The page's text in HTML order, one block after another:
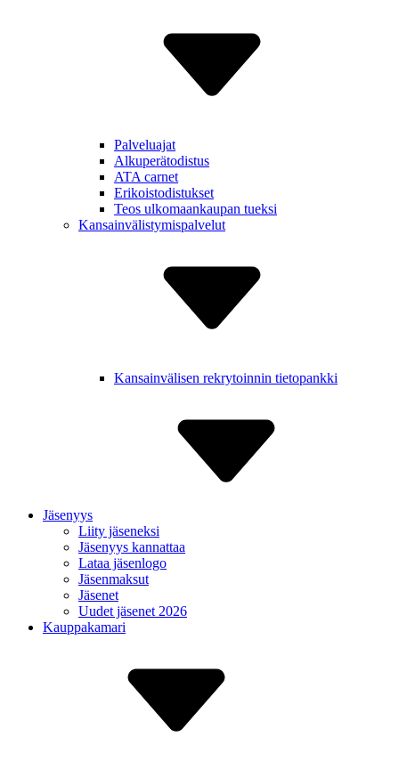
Palveluajat
Alkuperä­todistus
ATA carnet
Erikois­todistukset
Teos ulkomaan­kaupan tueksi
Kansain­välistymis­palvelut
Kansain­välisen rekry­toinnin tietopankki
Jäsenyys
Liity jäseneksi
Jäsenyys kannattaa
Lataa jäsenlogo
Jäsenmaksut
Jäsenet
Uudet jäsenet 2026
Kauppakamari